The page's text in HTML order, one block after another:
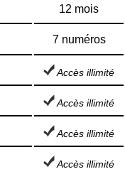
12 mois
7 numéros
Accès illimité
Accès illimité
Accès illimité
Accès illimité